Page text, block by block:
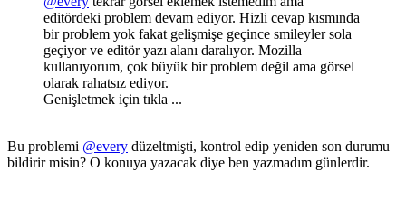
editördeki problem devam ediyor. Hizli cevap kısmında
bir problem yok fakat gelişmişe geçince smileyler sola
geçiyor ve editör yazı alanı daralıyor. Mozilla
kullanıyorum, çok büyük bir problem değil ama görsel
olarak rahatsız ediyor.
Genişletmek için tıkla ...
Bu problemi @every düzeltmişti, kontrol edip yeniden son durumu
bildirir misin? O konuya yazacak diye ben yazmadım günlerdir.